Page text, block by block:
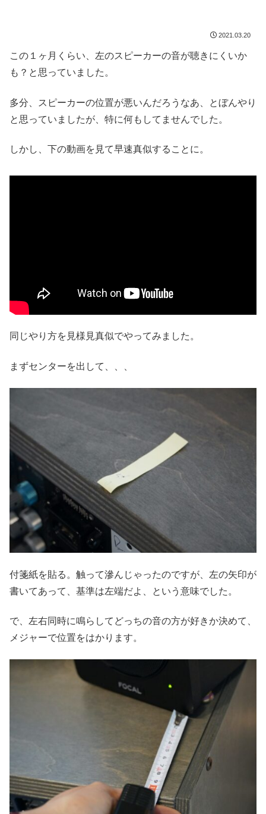
2021.03.20
この１ヶ月くらい、左のスピーカーの音が聴きにくいか
も？と思っていました。
多分、スピーカーの位置が悪いんだろうなあ、とぼんやり
と思っていましたが、特に何もしてませんでした。
しかし、下の動画を見て早速真似することに。
同じやり方を見様見真似でやってみました。
まずセンターを出して、、、
付箋紙を貼る。触って滲んじゃったのですが、左の矢印が
書いてあって、基準は左端だよ、という意味でした。
で、左右同時に鳴らしてどっちの音の方が好きか決めて、
メジャーで位置をはかります。